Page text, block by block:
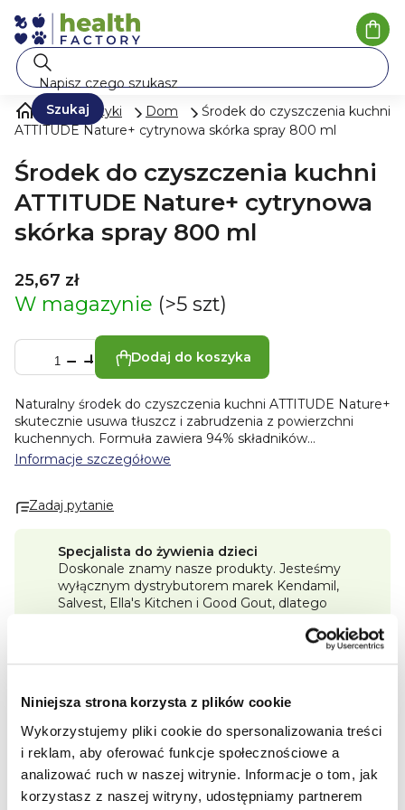
Niniejsza strona korzysta z plików cookie
Wykorzystujemy pliki cookie do spersonalizowania treści
i reklam, aby oferować funkcje społecznościowe a
analizować ruch w naszej witrynie. Informacje o tom, jak
korzystasz z naszej witryny, udostępniamy partnerem
Przejść
do
treści
Szukaj
Kosmetyki Dom
Środek do czyszczenia kuchni
ATTITUDE Nature+ cytrynowa skórka spray 800 ml
Środek do czyszczenia kuchni
ATTITUDE Nature+ cytrynowa
skórka spray 800 ml
25,67 zł
W magazynie (>5 szt)
Dodaj do koszyka
Naturalny środek do czyszczenia kuchni ATTITUDE Nature+
skutecznie usuwa tłuszcz i zabrudzenia z powierzchni
kuchennych. Formuła zawiera 94% składników
pochodzenia naturalnego oraz roślinny ekstrakt saponin o
inne powierzchnie bez pozostawiania smug. Świeży zapach
VERIFIED™, jest w 100% wegański i cruelty-free.
Korzyści:
• 94% składników pochodzenia naturalnego
• bez smug po czyszczeniu
• certyfikat EWG VERIFIED™
• 100% wegański
• opakowanie nadające się do recyklingu
Informacje szczegółowe
Zadaj pytanie
Specjalista do żywienia dzieci
Doskonale znamy nasze produkty. Jesteśmy
wyłącznym dystrybutorem marek Kendamil,
Salvest, Ella's Kitchen i Good Gout, dlatego
Im więcej kupisz, tym więcej punktów Premium
zrealizować.
Darmowa dostawa od 250 zł
Wszystkie zamówienia wysyłamy szybko.